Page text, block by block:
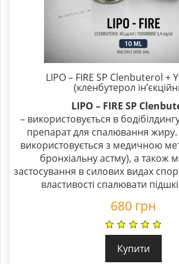
LIPO – FIRE SP Clenbuterol +
(кленбутерол
LIPO – FIRE SP
– використовується в
препарат для спалювання
використовується з медичною
бронхіальну астму), а також
застосування в силових видах
властивості спалювати
680 грн
Купити